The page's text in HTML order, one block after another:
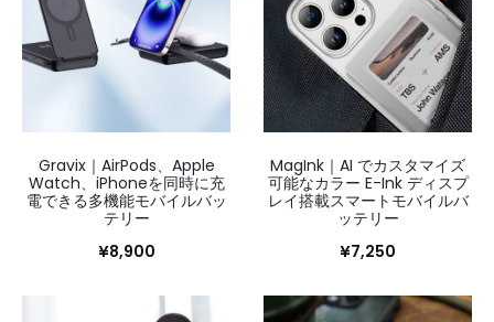
Gravix｜AirPods、Apple
Watch、iPhoneを同時に充
電できる多機能モバイルバッ
テリー
¥8,900
MagInk｜AI でカスタマイズ
可能なカラー E-Ink ディスプ
レイ搭載スマートモバイルバ
ッテリー
¥7,250